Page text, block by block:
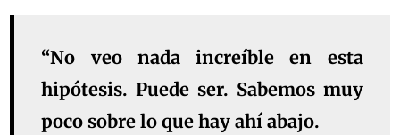
“No veo nada increíble en esta
hipótesis. Puede ser. Sabemos muy
poco sobre lo que hay ahí abajo.